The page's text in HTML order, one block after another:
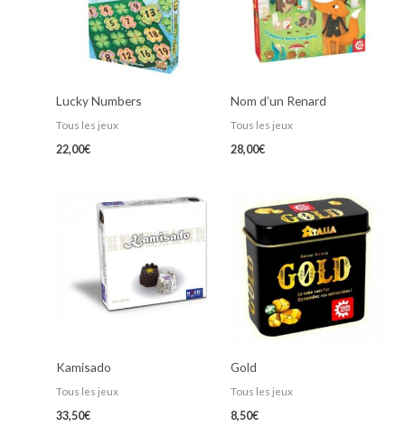
Lucky Numbers
Tous les jeux
22,00€
Nom d’un Renard
Tous les jeux
28,00€
Kamisado
Tous les jeux
33,50€
Gold
Tous les jeux
8,50€